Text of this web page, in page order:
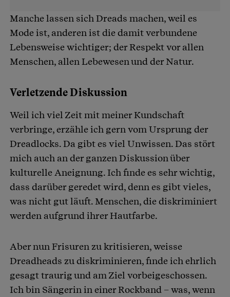
Manche lassen sich Dreads machen, weil es
Mode ist, anderen ist die damit verbundene
Lebensweise wichtiger; der Respekt vor allen
Menschen, allen Lebewesen und der Natur.
Verletzende Diskussion
Weil ich viel Zeit mit meiner Kundschaft
verbringe, erzähle ich gern vom Ursprung der
Dreadlocks. Da gibt es viel Unwissen. Das stört
mich auch an der ganzen Diskussion über
kulturelle Aneignung. Ich finde es sehr wichtig,
dass darüber geredet wird, denn es gibt vieles,
was nicht gut läuft. Menschen, die diskriminiert
werden aufgrund ihrer Hautfarbe.
Aber nun Frisuren zu kritisieren, weisse
Dreadheads zu diskriminieren, finde ich ehrlich
gesagt traurig und am Ziel vorbeigeschossen.
Ich bin Sängerin in einer Rockband – was, wenn